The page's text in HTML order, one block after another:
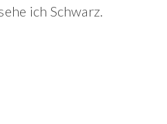
ich Schwarz.